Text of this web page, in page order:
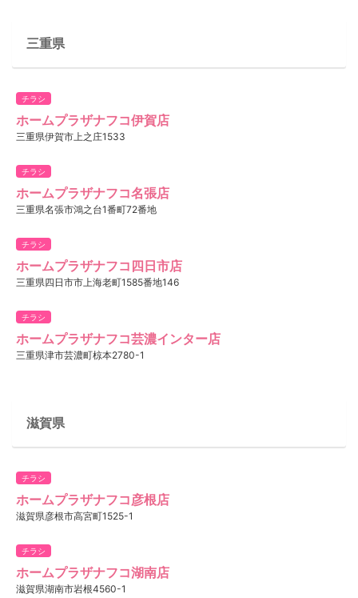
三重県
チラシ
ホームプラザナフコ伊賀店
三重県伊賀市上之庄1533
チラシ
ホームプラザナフコ名張店
三重県名張市鴻之台1番町72番地
チラシ
ホームプラザナフコ四日市店
三重県四日市市上海老町1585番地146
チラシ
ホームプラザナフコ芸濃インター店
三重県津市芸濃町椋本2780-1
滋賀県
チラシ
ホームプラザナフコ彦根店
滋賀県彦根市高宮町1525-1
チラシ
ホームプラザナフコ湖南店
滋賀県湖南市岩根4560-1